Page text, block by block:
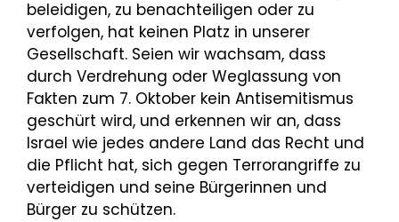
beleidigen, zu benachteiligen oder zu
verfolgen, hat keinen Platz in unserer
Gesellschaft. Seien wir wachsam, dass
durch Verdrehung oder Weglassung von
Fakten zum 7. Oktober kein Antisemitismus
geschürt wird, und erkennen wir an, dass
Israel wie jedes andere Land das Recht und
die Pflicht hat, sich gegen Terrorangriffe zu
verteidigen und seine Bürgerinnen und
Bürger zu schützen.